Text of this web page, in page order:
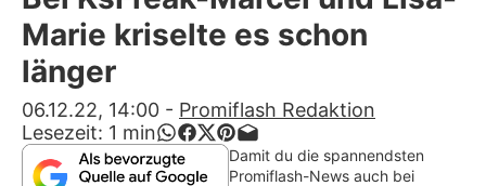
Alle Themen auf Promiflash
App runterladen
Team
Marie kriselte es schon
länger
06.12.22, 14:00 - Promiflash Redaktion
Lesezeit: 1 min
Damit du die spannendsten
Promiflash-News auch bei